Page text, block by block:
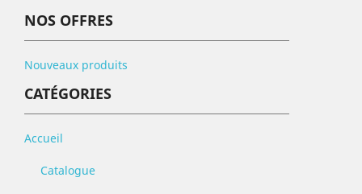
NOS OFFRES
Nouveaux produits
CATÉGORIES
Accueil
Catalogue